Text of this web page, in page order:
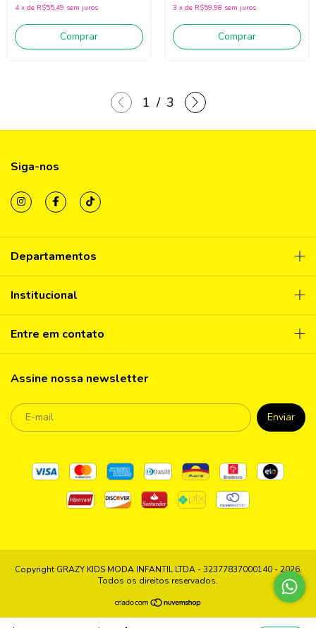
4 x de R$55,49 sem juros
Comprar
3 x de R$59,98 sem juros
Comprar
1 / 3
Siga-nos
Departamentos
Institucional
Entre em contato
Assine nossa newsletter
Copyright GRAZY KIDS MODA INFANTIL LTDA - 32377837000140 - 2026.
Todos os direitos reservados.